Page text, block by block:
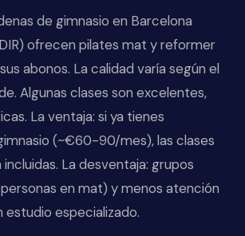
de gimnasio en Barcelona
ofrecen pilates mat y reformer
abonos. La calidad varía según el
Algunas clases son excelentes,
La ventaja: si ya tienes
(~€60-90/mes), las clases
La desventaja: grupos
en mat) y menos atención
estudio especializado.